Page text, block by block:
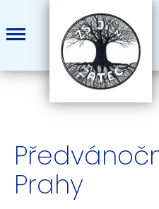
Prahy